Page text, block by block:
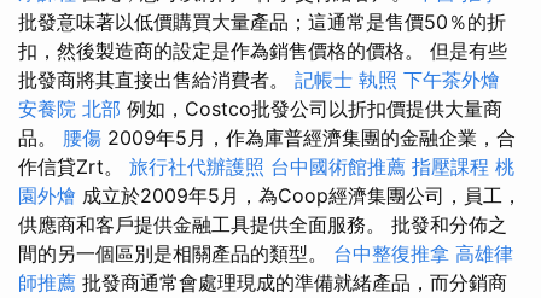
批發意味著以低價購買大量產品；這通常是售價50％的折
扣，然後製造商的設定是作為銷售價格的價格。 但是有些
批發商將其直接出售給消費者。 記帳士 執照 下午茶外燴
安養院 北部 例如，Costco批發公司以折扣價提供大量商
品。 腰傷 2009年5月，作為庫普經濟集團的金融企業，合
作信貸Zrt。 旅行社代辦護照 台中國術館推薦 指壓課程 桃
園外燴 成立於2009年5月，為Coop經濟集團公司，員工，
供應商和客戶提供金融工具提供全面服務。 批發和分佈之
間的另一個區別是相關產品的類型。 台中整復推拿 高雄律
師推薦 批發商通常會處理現成的準備就緒產品，而分銷商